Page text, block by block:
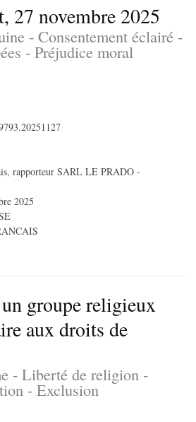
27 novembre 2025
- Consentement éclairé -
- Préjudice moral
rapporteur SARL LE PRADO -
2025
groupe religieux
aux droits de
- Liberté de religion -
- Exclusion